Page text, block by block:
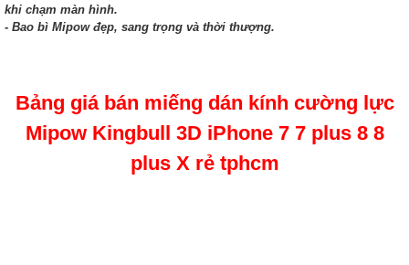
khi chạm màn hình.
- Bao bì Mipow đẹp, sang trọng và thời thượng.
Bảng giá bán miếng dán kính cường lực
Mipow Kingbull 3D iPhone 7 7 plus 8 8
plus X rẻ tphcm